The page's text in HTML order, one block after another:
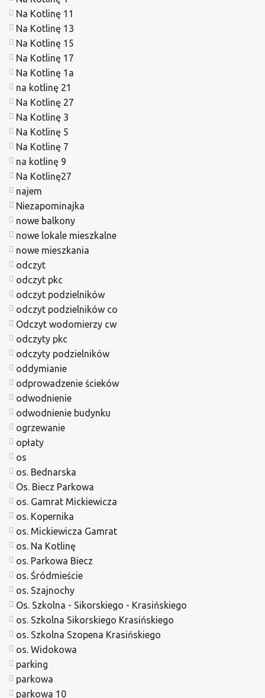
Na Kotlinę 11
Na Kotlinę 13
Na Kotlinę 15
Na Kotlinę 17
Na Kotlinę 1a
na kotlinę 21
Na Kotlinę 27
Na Kotlinę 3
Na Kotlinę 5
Na Kotlinę 7
na kotlinę 9
Na Kotlinę27
najem
Niezapominajka
nowe balkony
nowe lokale mieszkalne
nowe mieszkania
odczyt
odczyt pkc
odczyt podzielników
odczyt podzielników co
Odczyt wodomierzy cw
odczyty pkc
odczyty podzielników
oddymianie
odprowadzenie ścieków
odwodnienie
odwodnienie budynku
ogrzewanie
opłaty
os
os. Bednarska
Os. Biecz Parkowa
os. Gamrat Mickiewicza
os. Kopernika
os. Mickiewicza Gamrat
os. Na Kotlinę
os. Parkowa Biecz
os. Śródmieście
os. Szajnochy
Os. Szkolna - Sikorskiego - Krasińskiego
os. Szkolna Sikorskiego Krasińskiego
os. Szkolna Szopena Krasińskiego
os. Widokowa
parking
parkowa
parkowa 10